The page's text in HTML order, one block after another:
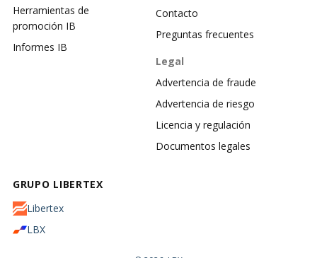
Herramientas de
promoción IB
Informes IB
Contacto
Preguntas frecuentes
Legal
Advertencia de fraude
Advertencia de riesgo
Licencia y regulación
Documentos legales
GRUPO LIBERTEX
Libertex
LBX